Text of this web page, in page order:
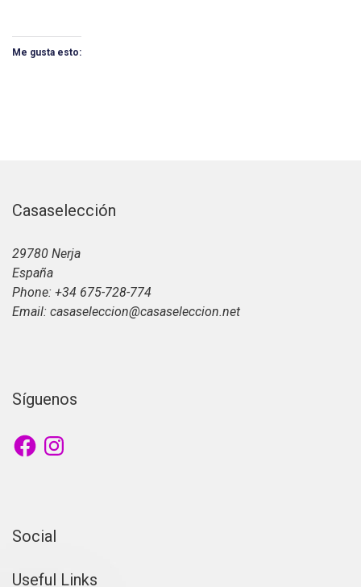
Me gusta esto:
Casaselección
29780 Nerja
España
Phone: +34 675-728-774
Email: casaseleccion@casaseleccion.net
Síguenos
FacebookInstagram
Social
Useful Links